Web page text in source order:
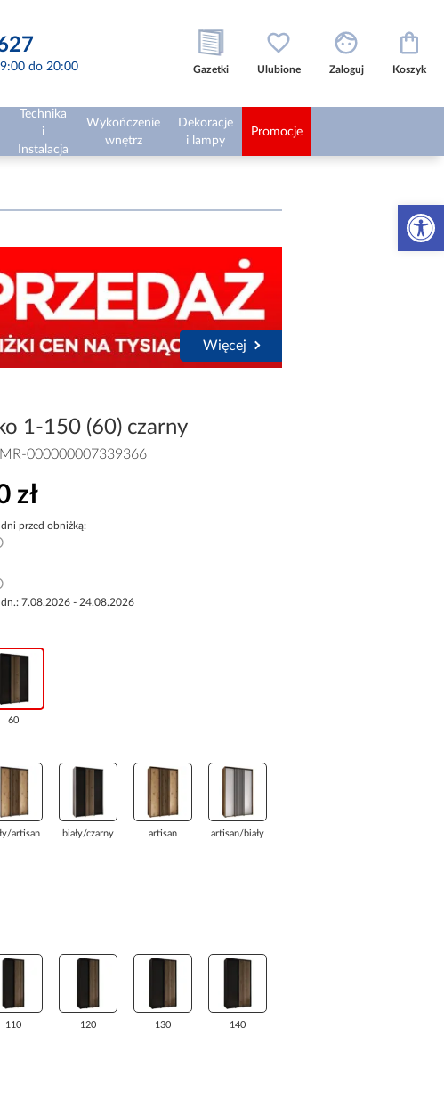
Otwórz
do 20:00 Gazetki Ulubione Zaloguj Koszyk
Technika
i
Instalacja
Wykończenie
wnętrz
Dekoracje
i lampy
Promocje
Więcej
1-150 (60) czarny
MR-000000007339366
zł
przed obniżką:
7.08.2026 - 24.08.2026
60
artisan biały/czarny artisan artisan/biały
110 120 130 140